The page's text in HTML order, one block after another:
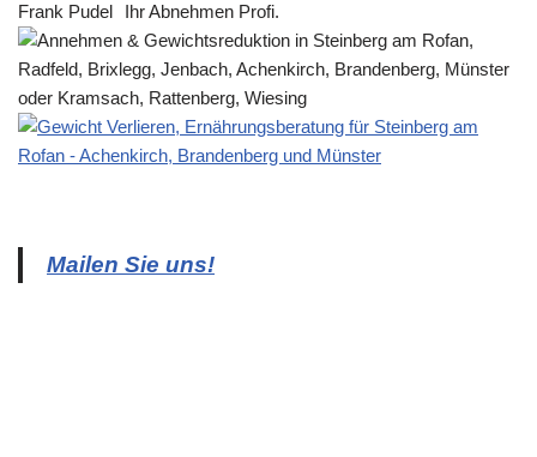
Frank Pudel Ihr Abnehmen Profi.
Mailen Sie uns!